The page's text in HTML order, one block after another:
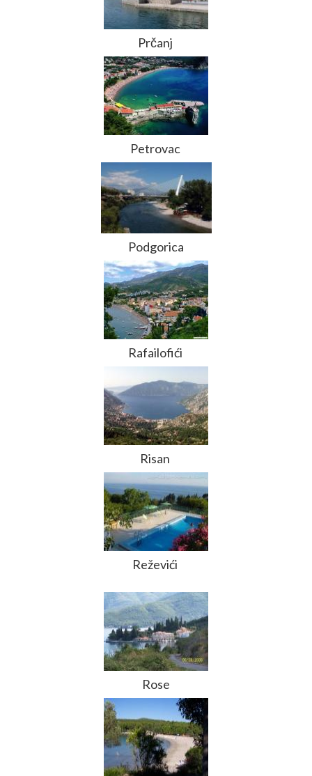
Prčanj
Petrovac
Podgorica
Rafailofići
Risan
Reževići
Rose